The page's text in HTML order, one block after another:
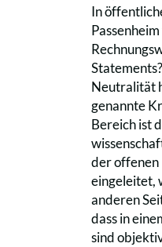
In
Neutralität
genannte
Bereich ist
der offenen
eingeleitet,
anderen
dass in
sind